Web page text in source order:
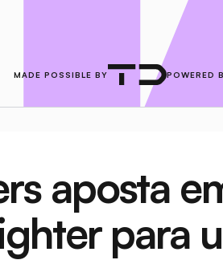
MADE POSSIBLE BY POWERED
aposta
para